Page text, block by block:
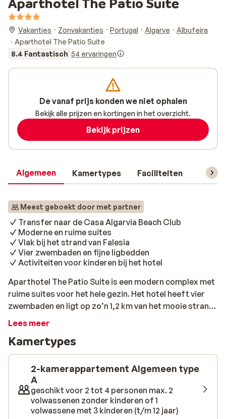
Vakanties Zonvakanties Portugal Algarve
Albufeira
Aparthotel The Patio Suite
8.4 Fantastisch 54 ervaringen
Algemeen Kamertypes Faciliteiten
Meest geboekt door met partner
Transfer naar de Casa Algarvia Beach Club
Moderne en ruime suites
Vlak bij het strand van Falesia
Vier zwembaden en fijne ligbedden
Activiteiten voor kinderen bij het hotel
Aparthotel The Patio Suite is een modern complex met
ruime suites voor het hele gezin. Het hotel heeft vier
zwembaden en ligt op zo’n 1,2 km van het mooie strand
Falesia. Op loopafstand vind je verschillende
comfortabele kamers hebben allemaal een aparte
slaapkamer, woonkamer, keuken en een balkon.
Eenmaal aangekomen bij het hotel kom je meteen tot
rust. Neem plaats bij Patio Bistro voor een heerlijk
drankje en snack. Buiten vind je vier zwembaden: twee
voor volwassenen en twee voor de kinderen. Op de fijne
ligbedden is het heerlijk vertoeven in de zon. Het hotel
Lees meer
Kamertypes
2-kamerappartement Algemeen type
A
geschikt voor 2 tot 4 personen max. 2
volwassenen zonder kinderen of 1
volwassene met 3 kinderen (t/m 12 jaar)
De vanaf prijs konden we niet ophalen
Bekijk alle prijzen en kortingen in het overzicht.
Bekijk prijzen